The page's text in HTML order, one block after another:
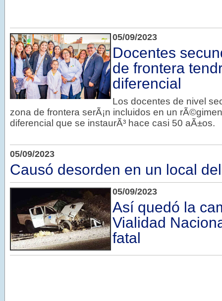
05/09/2023
Docentes
de frontera
diferencial
Los docentes de nivel
zona de frontera serÃ¡n incluidos en un
diferencial que se instaurÃ³ hace casi 50 aÃ±os.
05/09/2023
Causó desorden en un local
05/09/2023
Así quedó la
Vialidad
fatal